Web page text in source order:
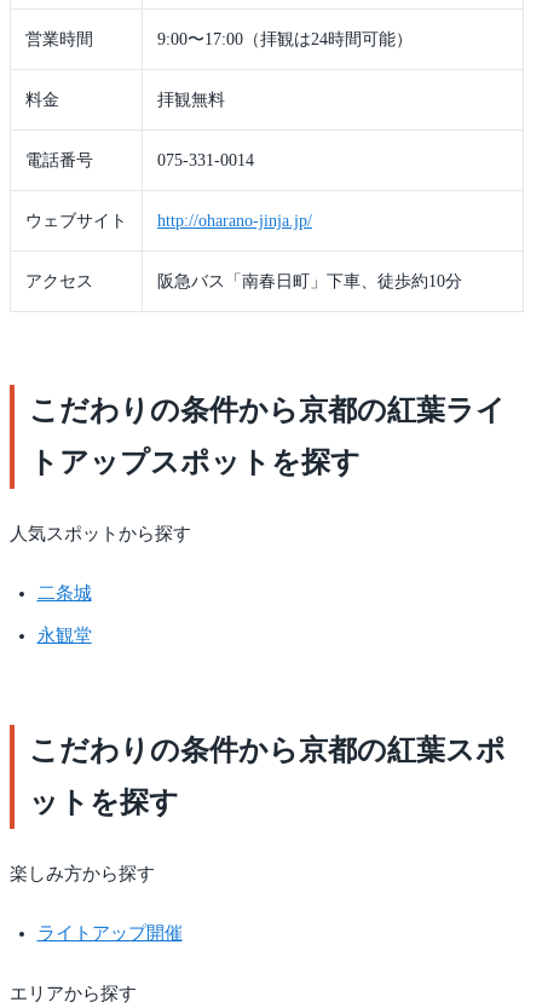
営業時間 9:00〜17:00（拝観は24時間可能）
料金 拝観無料
電話番号 075-331-0014
ウェブサイト http://oharano-jinja.jp/
アクセス 阪急バス「南春日町」下車、徒歩約10分
こだわりの条件から京都の紅葉ライ
トアップスポットを探す
人気スポットから探す
二条城
永観堂
こだわりの条件から京都の紅葉スポ
ットを探す
楽しみ方から探す
ライトアップ開催
エリアから探す